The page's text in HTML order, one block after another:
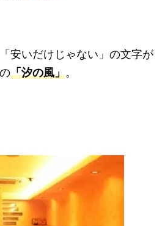
安いだけじゃない」の文字が
「汐の風」。